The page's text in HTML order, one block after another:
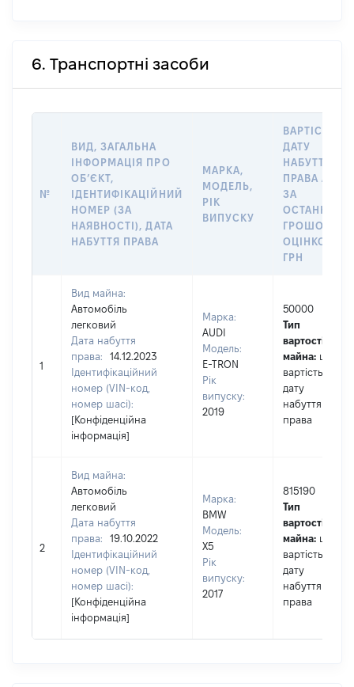
6. Транспортні засоби
№
ВИД, ЗАГАЛЬНА
ІНФОРМАЦІЯ ПРО
ОБʼЄКТ,
ІДЕНТИФІКАЦІЙНИЙ
НОМЕР (ЗА
НАЯВНОСТІ), ДАТА
НАБУТТЯ ПРАВА
МАРКА,
МОДЕЛЬ,
РІК
ВИПУСКУ
ВАРТІСТЬ НА
ДАТУ
НАБУТТЯ
ПРАВА АБО
ЗА
ГРОШОВОЮ
ОЦІНКОЮ,
ГРН
1
Вид майна:
Автомобіль
легковий
Дата набуття
права:
14.12.2023
Ідентифікаційний
номер (VIN-код,
номер шасі):
[Конфіденційна
інформація]
Марка:
AUDI
Модель:
E-TRON
Рік
випуску:
2019
50000
Тип
вартості
майна: це
вартість на
дату
набуття
права
2
Вид майна:
Автомобіль
легковий
Дата набуття
права:
19.10.2022
Ідентифікаційний
номер (VIN-код,
номер шасі):
[Конфіденційна
інформація]
Марка:
BMW
Модель:
X5
Рік
випуску:
2017
815190
Тип
вартості
майна: це
вартість на
дату
набуття
права